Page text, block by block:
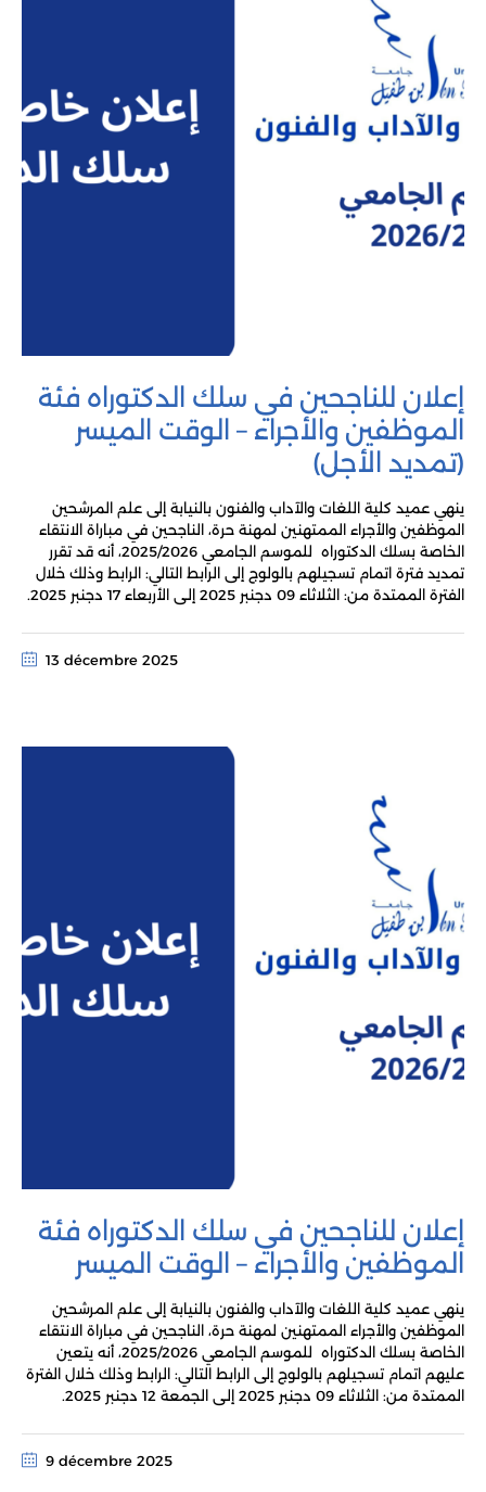
إعلان للناجحين في سلك الدكتوراه فئة
الموظفين والأجراء – الوقت الميسر
(تمديد الأجل)
ينهي عميد كلية اللغات والآداب والفنون بالنيابة إلى علم المرشحين
الموظفين والأجراء الممتهنين لمهنة حرة، الناجحين في مباراة الانتقاء
الخاصة بسلك الدكتوراه للموسم الجامعي 2025/2026، أنه قد تقرر
تمديد فترة اتمام تسجيلهم بالولوج إلى الرابط التالي: الرابط وذلك خلال
الفترة الممتدة من: الثلاثاء 09 دجنبر 2025 إلـى الأربعاء 17 دجنبر 2025.
13 décembre 2025
إعلان للناجحين في سلك الدكتوراه فئة
الموظفين والأجراء – الوقت الميسر
ينهي عميد كلية اللغات والآداب والفنون بالنيابة إلى علم المرشحين
الموظفين والأجراء الممتهنين لمهنة حرة، الناجحين في مباراة الانتقاء
الخاصة بسلك الدكتوراه للموسم الجامعي 2025/2026، أنه يتعين
عليهم اتمام تسجيلهم بالولوج إلى الرابط التالي: الرابط وذلك خلال الفترة
الممتدة من: الثلاثاء 09 دجنبر 2025 إلـى الجمعة 12 دجنبر 2025.
9 décembre 2025